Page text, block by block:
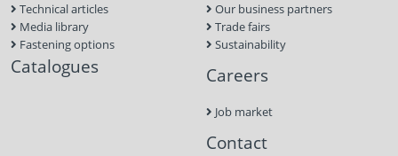
Technical articles
Media library
Fastening options
Catalogues
Our business partners
Trade fairs
Sustainability
Careers
Job market
Contact